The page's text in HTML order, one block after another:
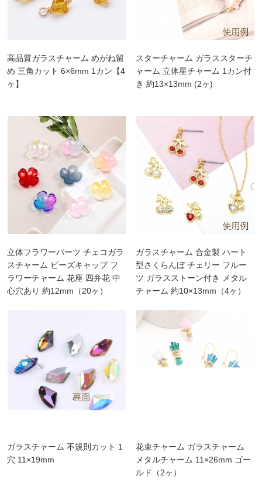
高品質ガラスチャーム めがね留
め 三角カット 6×6mm 1カン【4
ヶ】
スターチャーム ガラススターチ
ャーム 立体星チャーム 1カン付
き 約13×13mm (2ヶ)
立体フラワーパーツ チェコガラ
スチャーム ビーズキャップ フ
ラワーチャーム 花座 四弁花 中
心穴あり 約12mm（20ヶ）
ガラスチャーム 合金製 ハート
型さくらんぼ チェリー フルー
ツ ガラスストーン付き メタル
チャーム 約10×13mm（4ヶ）
ガラスチャーム 不規則カット 1
穴 11×19mm
花束チャーム ガラスチャーム
メタルチャーム 11×26mm ゴー
ルド（2ヶ）